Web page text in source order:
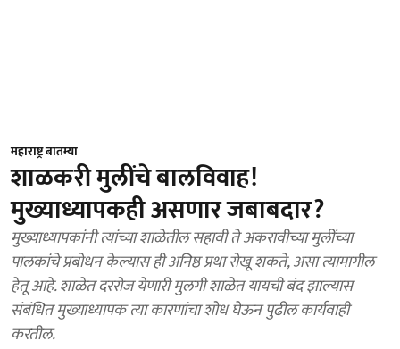
महाराष्ट्र बातम्या
शाळकरी मुलींचे बालविवाह!
मुख्याध्यापकही असणार जबाबदार?
मुख्याध्यापकांनी त्यांच्या शाळेतील सहावी ते अकरावीच्या मुलींच्या
पालकांचे प्रबोधन केल्यास ही अनिष्ठ प्रथा रोखू शकते, असा त्यामागील
हेतू आहे. शाळेत दररोज येणारी मुलगी शाळेत यायची बंद झाल्यास
संबंधित मुख्याध्यापक त्या कारणांचा शोध घेऊन पुढील कार्यवाही
करतील.